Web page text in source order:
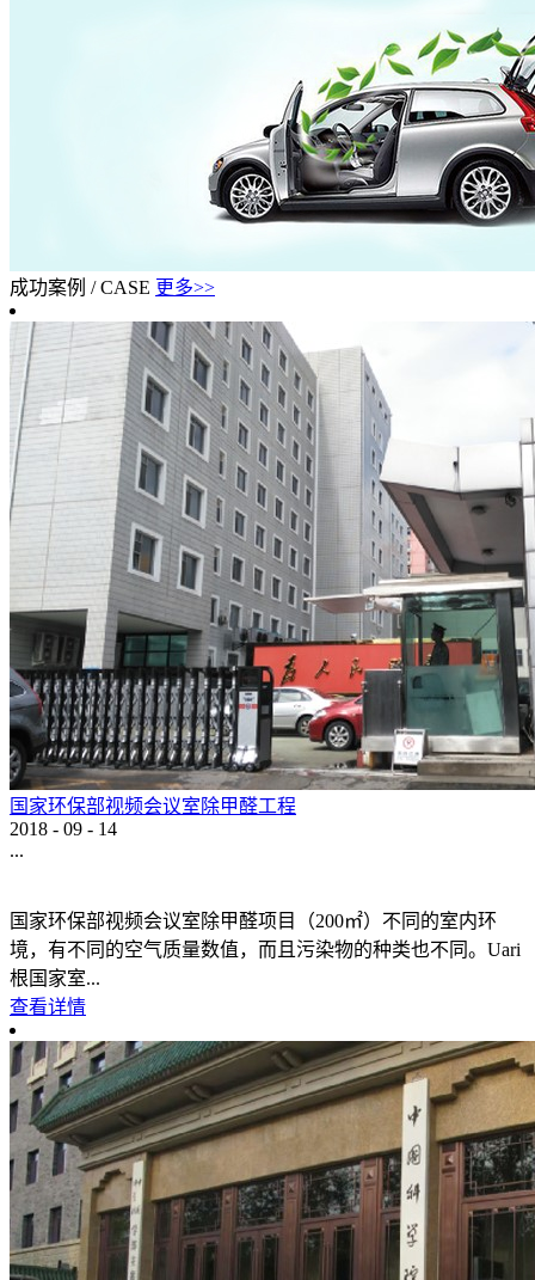
成功案例 / CASE 更多>>
国家环保部视频会议室除甲醛工程
2018 - 09 - 14
...
国家环保部视频会议室除甲醛项目（200㎡）不同的室内环
境，有不同的空气质量数值，而且污染物的种类也不同。Uari
根国家室...
查看详情